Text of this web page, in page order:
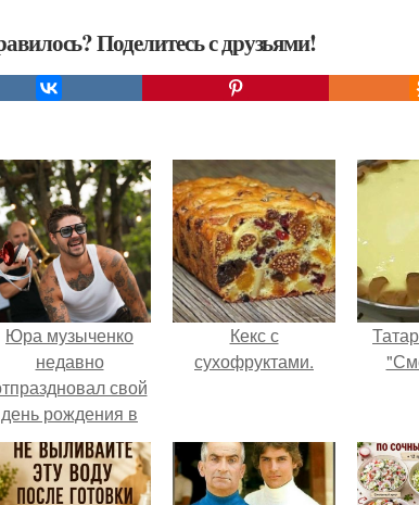
Поделитесь с друзьями!
Юра музыченко
недавно
свой
день рождения в
кругу самых
близких и родных
людей.
Кекс с
сухофруктами.